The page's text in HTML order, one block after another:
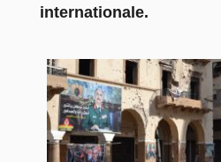
internationale.